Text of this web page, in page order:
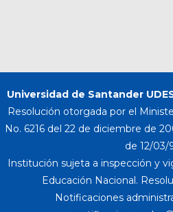
Universidad de Santander
Resolución otorgada por el
No. 6216 del 22 de diciembre de
de 12/03/
Institución sujeta a inspección y
Educación Nacional.
Notificaciones